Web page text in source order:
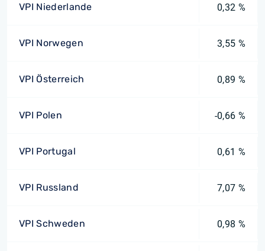
VPI Niederlande 0,32 %
VPI Norwegen 3,55 %
VPI Österreich 0,89 %
VPI Polen -0,66 %
VPI Portugal 0,61 %
VPI Russland 7,07 %
VPI Schweden 0,98 %